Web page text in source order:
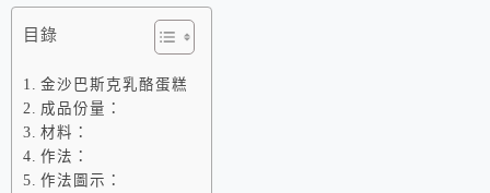
目錄
金沙巴斯克乳酪蛋糕
成品份量：
材料：
作法：
作法圖示：